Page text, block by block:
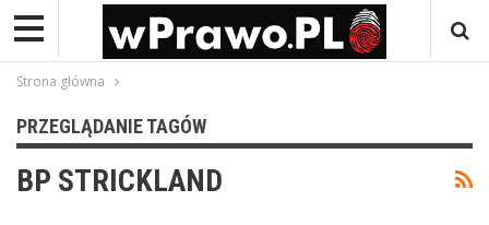
Strona główna
PRZEGLĄDANIE TAGÓW
BP STRICKLAND